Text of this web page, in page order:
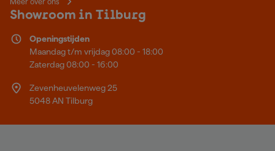
Showroom in Tilburg
Openingstijden
Maandag t/m vrijdag 08:00 - 18:00
Zaterdag 08:00 - 16:00
Zevenheuvelenweg 25
5048 AN Tilburg